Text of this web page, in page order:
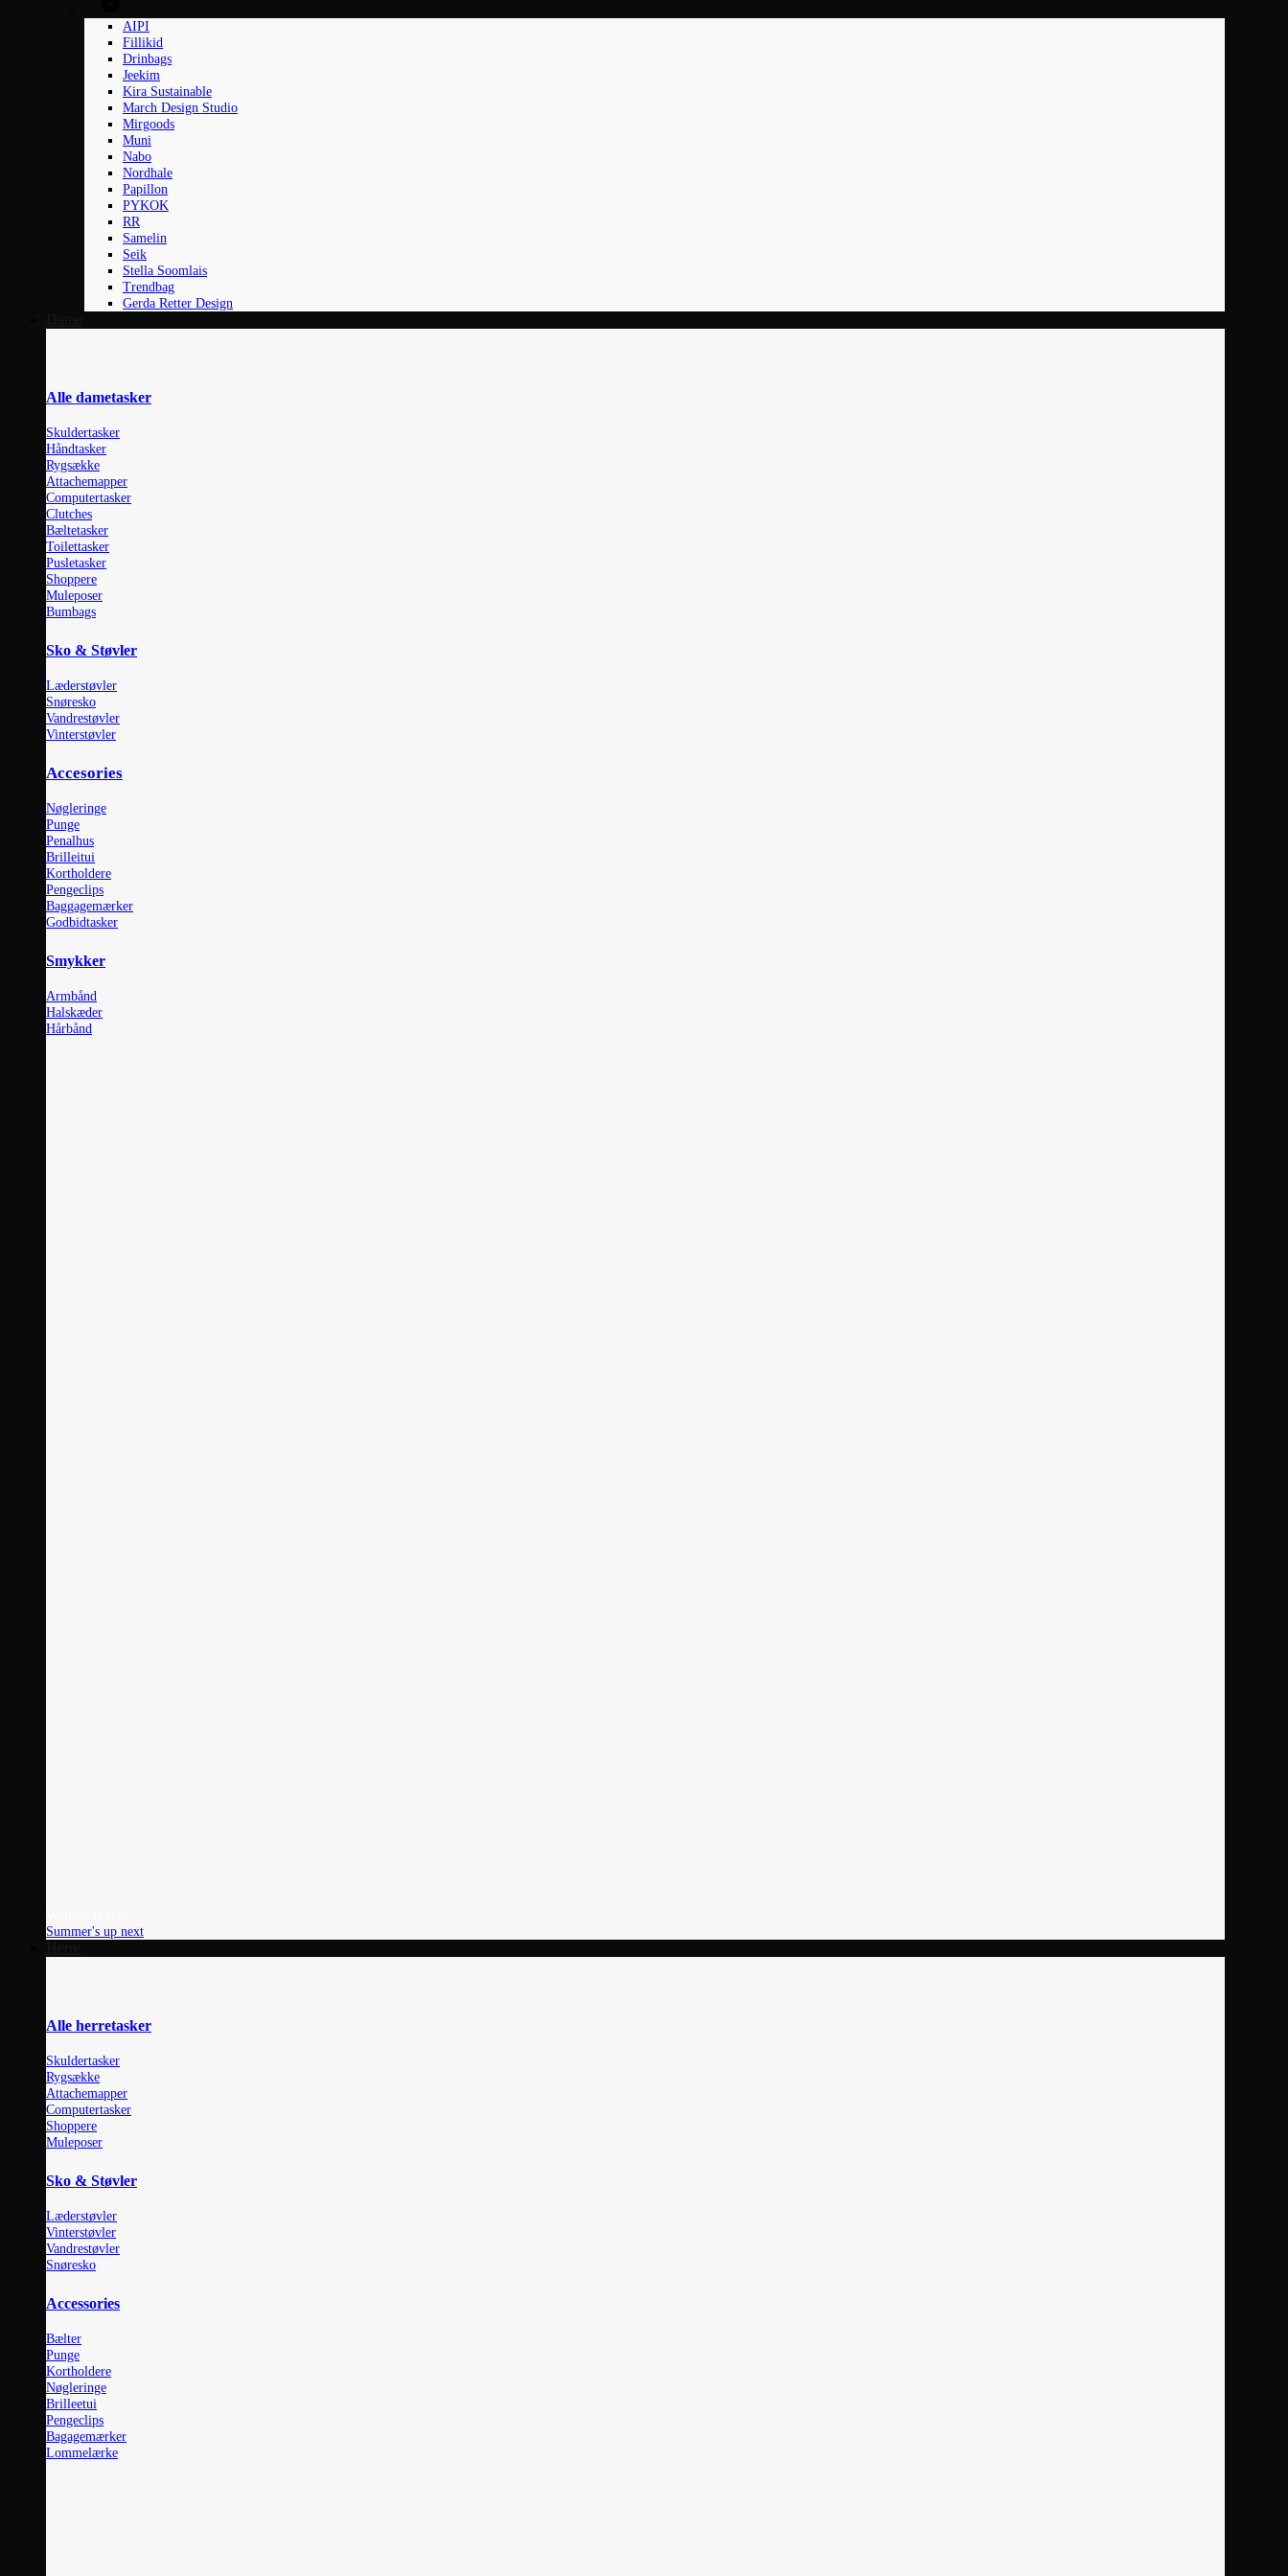
AIPI
Fillikid
Drinbags
Jeekim
Kira Sustainable
March Design Studio
Mirgoods
Muni
Nabo
Nordhale
Papillon
PYKOK
RR
Samelin
Seik
Stella Soomlais
Trendbag
Gerda Retter Design
Alle dametasker
Skuldertasker
Håndtasker
Rygsække
Attachemapper
Computertasker
Clutches
Bæltetasker
Toilettasker
Pusletasker
Shoppere
Muleposer
Bumbags
Sko & Støvler
Læderstøvler
Snøresko
Vandrestøvler
Vinterstøvler
Accesories
Nøgleringe
Punge
Penalhus
Brilleitui
Kortholdere
Pengeclips
Baggagemærker
Godbidtasker
Smykker
Armbånd
Halskæder
Hårbånd
Summer's up next
Alle herretasker
Skuldertasker
Rygsække
Attachemapper
Computertasker
Shoppere
Muleposer
Sko & Støvler
Læderstøvler
Vinterstøvler
Vandrestøvler
Snøresko
Accessories
Bælter
Punge
Kortholdere
Nøgleringe
Brilleetui
Pengeclips
Bagagemærker
Lommelærke